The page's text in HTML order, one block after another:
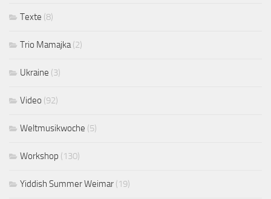
Texte (8)
Trio Mamajka(2)
Ukraine (3)
Video (92)
Weltmusikwoche (5)
Workshop (130)
Yiddish Summer Weimar (19)